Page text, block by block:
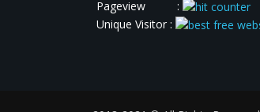
Pageview :
Unique Visitor :